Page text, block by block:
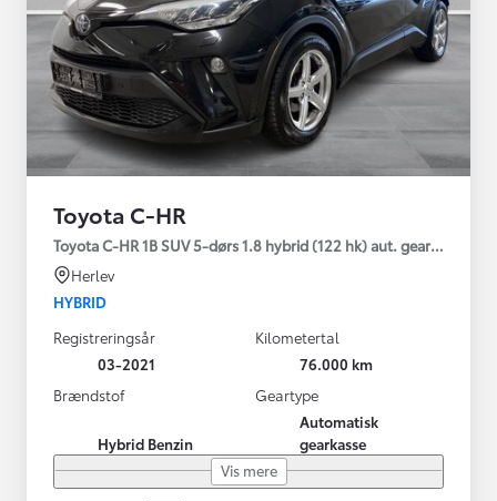
Toyota C-HR
Toyota C-HR 1B SUV 5-dørs 1.8 hybrid (122 hk) aut. gear C-LUB -
Herlev
HYBRID
Registreringsår
03-2021
Kilometertal
76.000 km
Brændstof
Hybrid Benzin
Geartype
Automatisk
gearkasse
Vis mere